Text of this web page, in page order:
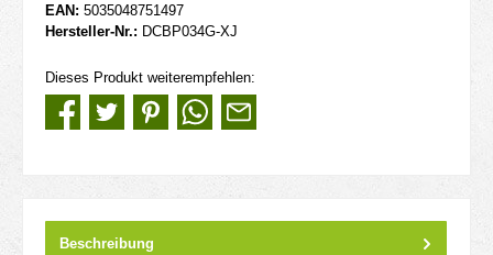
EAN: 5035048751497
Hersteller-Nr.: DCBP034G-XJ
Dieses Produkt weiterempfehlen:
Beschreibung